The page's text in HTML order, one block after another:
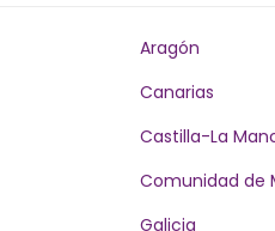
Aragón
Canarias
Castilla-La
Comunidad de
Galicia